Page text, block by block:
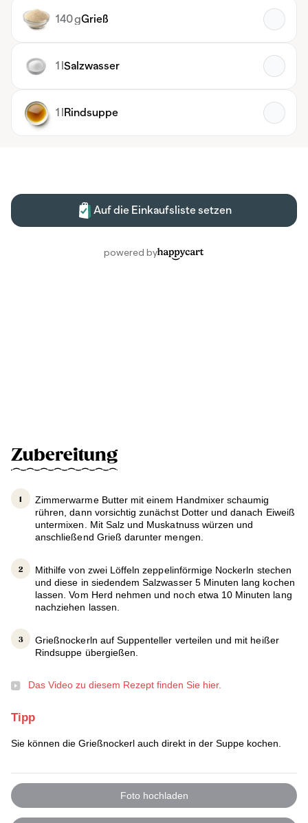
Zubereitung
Zimmerwarme Butter mit einem Handmixer schaumig
rühren, dann vorsichtig zunächst Dotter und danach Eiweiß
untermixen. Mit Salz und Muskatnuss würzen und
anschließend Grieß darunter mengen.
Mithilfe von zwei Löffeln zeppelinförmige Nockerln stechen
und diese in siedendem Salzwasser 5 Minuten lang kochen
lassen. Vom Herd nehmen und noch etwa 10 Minuten lang
nachziehen lassen.
Grießnockerln auf Suppenteller verteilen und mit heißer
Rindsuppe übergießen.
Das Video zu diesem Rezept finden Sie hier.
Tipp
Sie können die Grießnockerl auch direkt in der Suppe kochen.
Foto hochladen